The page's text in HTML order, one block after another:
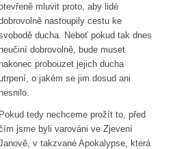
mluvit proto, aby lidé
nastoupily cestu ke
ducha. Neboť pokud tak dnes
neučiní dobrovolně, bude muset
nakonec probouzet jejich ducha
o jakém se jim dosud ani
nesnilo.
Pokud tedy nechceme prožít to, před
jsme byli varováni ve Zjevení
v takzvané Apokalypse, která